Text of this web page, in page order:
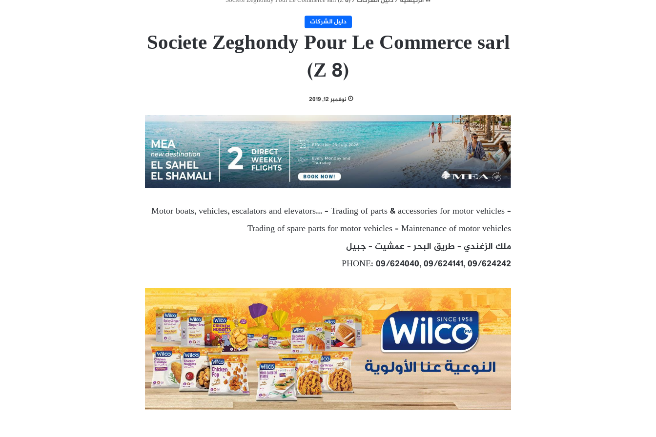
دليل الشركات
Societe Zeghondy Pour Le Commerce sarl
(Z 8)
نوفمبر 12, 2019
Motor boats, vehicles, escalators and elevators… – Trading of parts & accessories for motor vehicles –
Trading of spare parts for motor vehicles – Maintenance of motor vehicles
ملك الزغندي – طريق البحر – عمشيت – جبيل
PHONE: 09/624040, 09/624141, 09/624242